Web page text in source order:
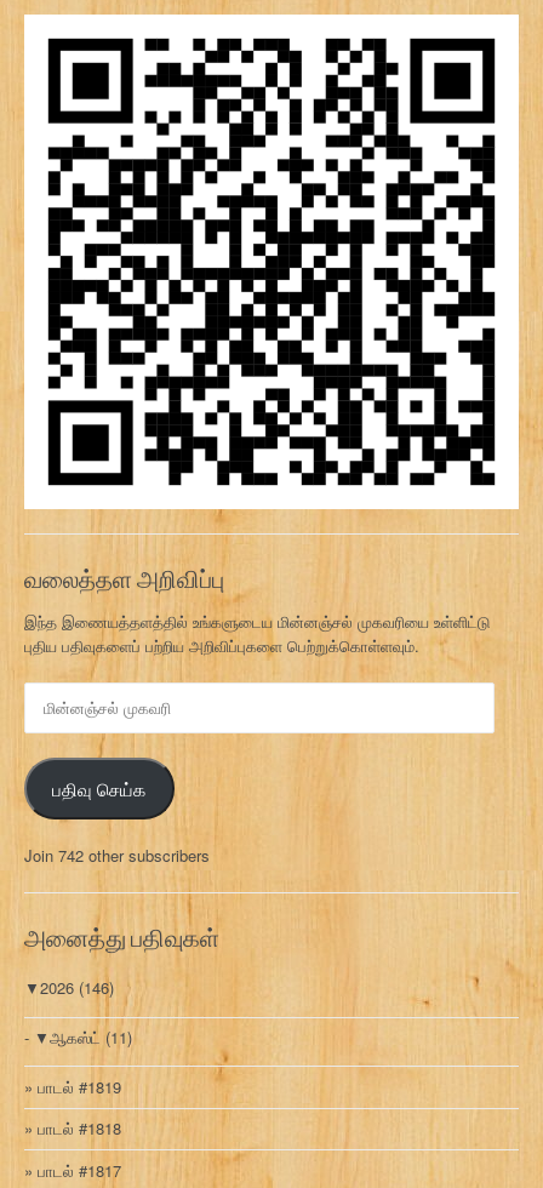
வலைத்தள அறிவிப்பு
இந்த இணையத்தளத்தில் உங்களுடைய மின்னஞ்சல் முகவரியை உள்ளிட்டு
புதிய பதிவுகளைப் பற்றிய அறிவிப்புகளை பெற்றுக்கொள்ளவும்.
ன
ஞ்
ச
ல்
க
வ
பதிவு செய்க
Join 742 other subscribers
அனைத்து பதிவுகள்
▼2026 (146)
▼ஆகஸ்ட் (11)
பாடல் #1819
பாடல் #1818
பாடல் #1817